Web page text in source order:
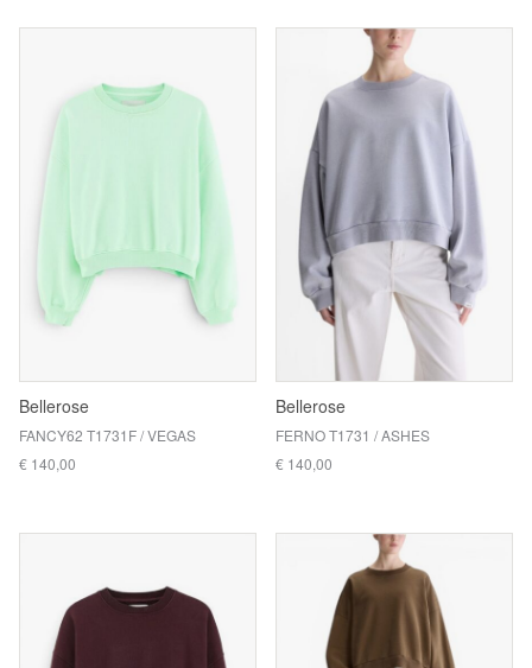
Bellerose
FANCY62 T1731F / VEGAS
€ 140,00
Bellerose
FERNO T1731 / ASHES
€ 140,00